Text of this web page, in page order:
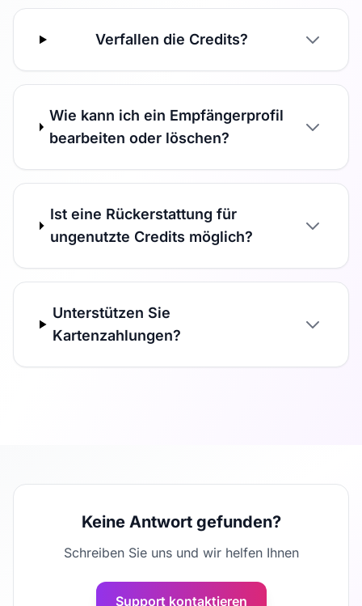
Verfallen die Credits?
Wie kann ich ein Empfängerprofil
bearbeiten oder löschen?
Ist eine Rückerstattung für
ungenutzte Credits möglich?
Unterstützen Sie
Kartenzahlungen?
Keine Antwort gefunden?
Schreiben Sie uns und wir helfen Ihnen
Support kontaktieren